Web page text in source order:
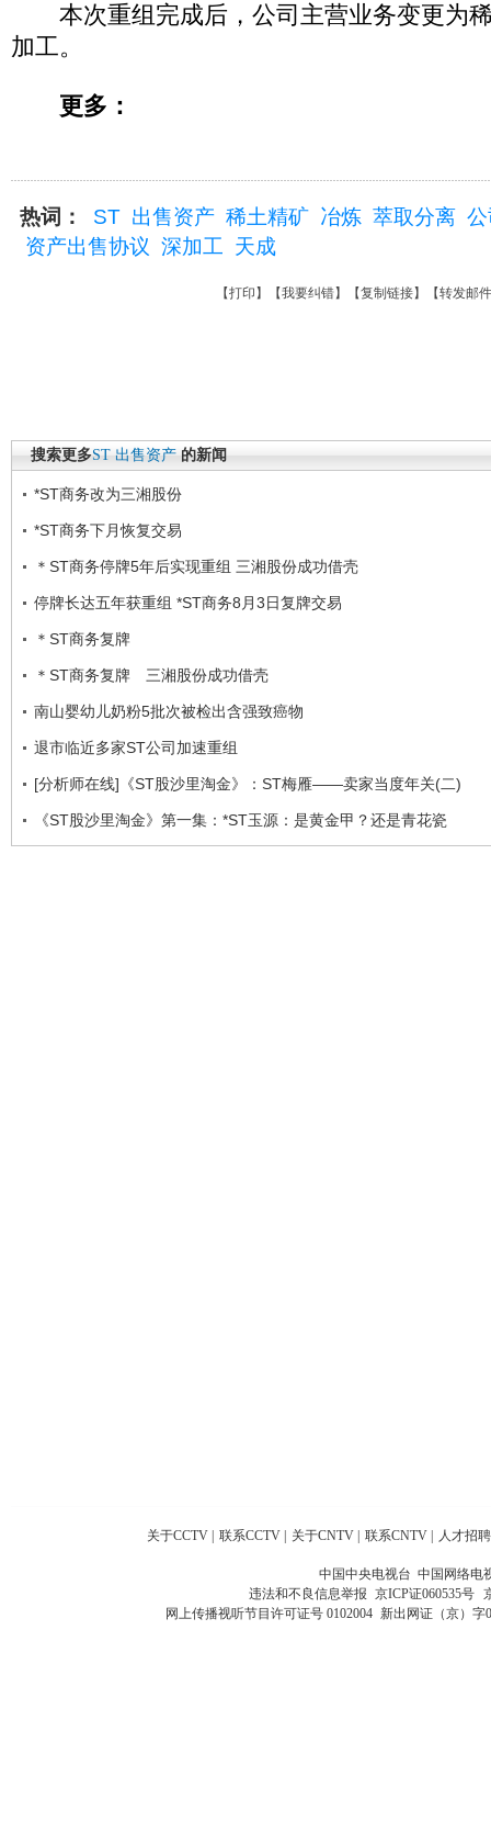
本次重组完成后，公司主营业务变更为
加工。
更多：
热词： ST 出售资产 稀土精矿 冶炼 萃取分离
资产出售协议 深加工 天成
【打印 】【我要纠错】【复制链接】【转发邮件
搜索更多ST 出售资产 的新闻
*ST商务改为三湘股份
*ST商务下月恢复交易
＊ST商务停牌5年后实现重组 三湘股份成功借壳
停牌长达五年获重组 *ST商务8月3日复牌交易
＊ST商务复牌
＊ST商务复牌 三湘股份成功借壳
南山婴幼儿奶粉5批次被检出含强致癌物
退市临近多家ST公司加速重组
[分析师在线]《ST股沙里淘金》：ST梅雁——卖家当度年关(二)
《ST股沙里淘金》第一集：*ST玉源：是黄金甲？还是青花瓷
关于CCTV 联系CCTV 关于CNTV 联系CNTV 人才招聘
中国中央电视台 中国网络电
违法和不良信息举报 京ICP证060535号
网上传播视听节目许可证号 0102004 新出网证（京）